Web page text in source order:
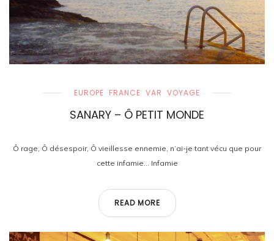
EUROPE FRANCE VAR VOYAGE
SANARY – Ô PETIT MONDE
Ô rage, Ô désespoir, Ô vieillesse ennemie, n’ai-je tant vécu que pour
cette infamie… Infamie
READ MORE